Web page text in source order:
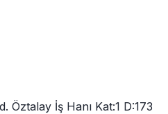
Öztalay İş Hanı Kat:1 D:173